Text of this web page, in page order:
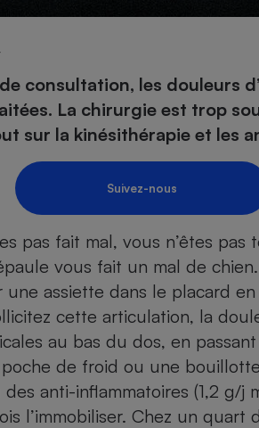
consultation, les douleurs
La chirurgie est trop
sur la kinésithérapie et les
Suivez-nous
pas fait mal, vous n’êtes
vous fait un mal de
une assiette dans le placard
cette articulation, la
au bas du dos, en
de froid ou une bouillotte
des anti-inflammatoires (1,2 g/j
l’immobiliser. Chez un
Complément
alimentaire
Assurance
Petit
Lave-linge
Internet
Téléviseur
Radiateur électrique
Mutuelle
Antimoustique